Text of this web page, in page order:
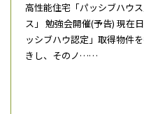
高性能住宅「パッシブハウ
ス」 勉強会開催(予告) 現在
ッシブハウ認定」取得物件
きし、そのノ……